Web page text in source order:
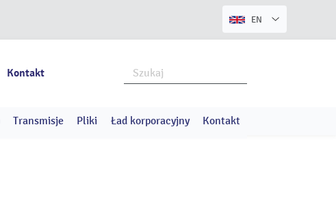
EN
Kontakt
Transmisje Pliki Ład korporacyjny Kontakt